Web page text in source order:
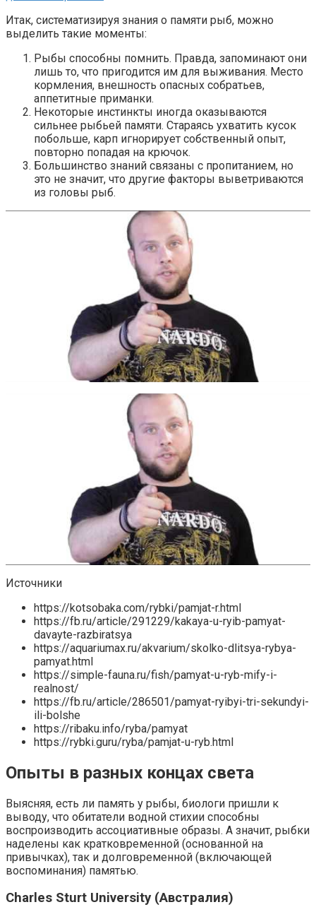
Итак, систематизируя знания о памяти рыб, можно
выделить такие моменты:
Рыбы способны помнить. Правда, запоминают они
лишь то, что пригодится им для выживания. Место
кормления, внешность опасных собратьев,
аппетитные приманки.
Некоторые инстинкты иногда оказываются
сильнее рыбьей памяти. Стараясь ухватить кусок
побольше, карп игнорирует собственный опыт,
повторно попадая на крючок.
Большинство знаний связаны с пропитанием, но
это не значит, что другие факторы выветриваются
из головы рыб.
Источники
https://kotsobaka.com/rybki/pamjat-r.html
https://fb.ru/article/291229/kakaya-u-ryib-pamyat-
davayte-razbiratsya
https://aquariumax.ru/akvarium/skolko-dlitsya-rybya-
pamyat.html
https://simple-fauna.ru/fish/pamyat-u-ryb-mify-i-
realnost/
https://fb.ru/article/286501/pamyat-ryibyi-tri-sekundyi-
ili-bolshe
https://ribaku.info/ryba/pamyat
https://rybki.guru/ryba/pamjat-u-ryb.html
Опыты в разных концах света
Выясняя, есть ли память у рыбы, биологи пришли к
выводу, что обитатели водной стихии способны
воспроизводить ассоциативные образы. А значит, рыбки
наделены как кратковременной (основанной на
привычках), так и долговременной (включающей
воспоминания) памятью.
Charles Sturt University (Австралия)